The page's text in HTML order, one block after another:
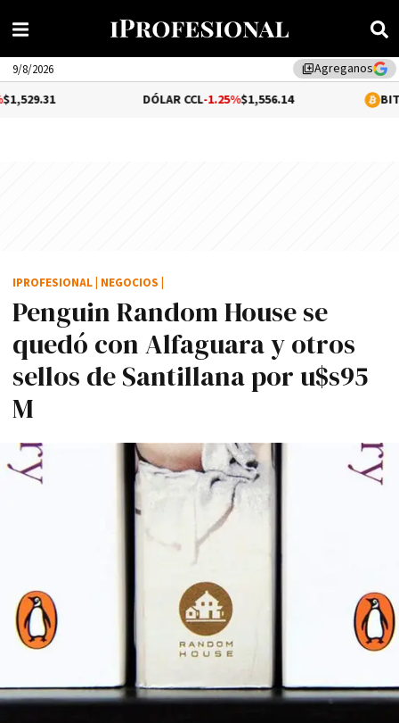
library_addAgreganos
9/8/2026
-1.25%$1,556.14 -0.17%
Penguin Random House se
quedó con Alfaguara y otros
sellos de Santillana por u$s95
M
IPROFESIONAL NEGOCIOS